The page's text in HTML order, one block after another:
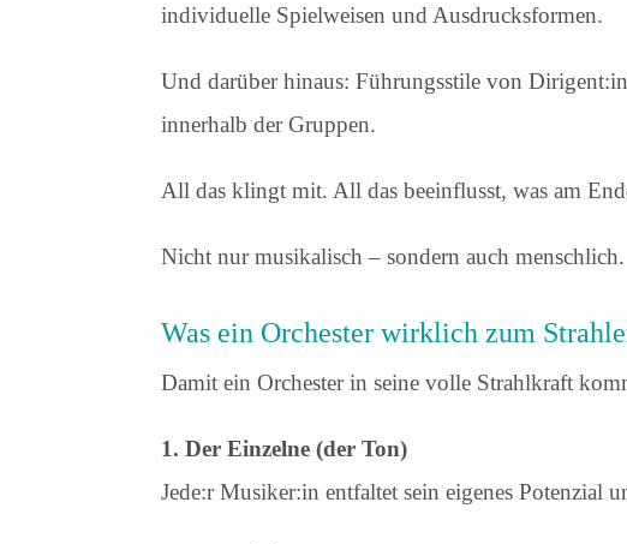
individuelle Spielweisen und Ausdrucksformen.
Und darüber hinaus: Führungsstile von
innerhalb der Gruppen.
All das klingt mit. All das beeinflusst, was am
Nicht nur musikalisch – sondern auch menschlich.
Was ein Orchester wirklich zum
Damit ein Orchester in seine volle Strahlkraft
1. Der Einzelne (der Ton)
Jede:r Musiker:in entfaltet sein eigenes Potenzial